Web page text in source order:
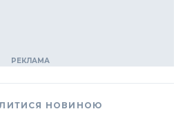
НОВИНОЮ